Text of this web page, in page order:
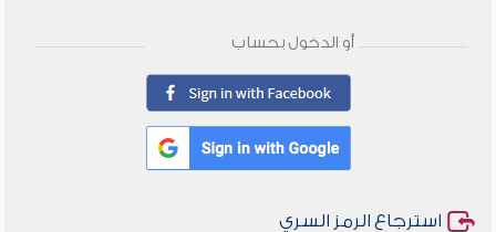
أو الدخول بحساب
استرجاع الرمز السري